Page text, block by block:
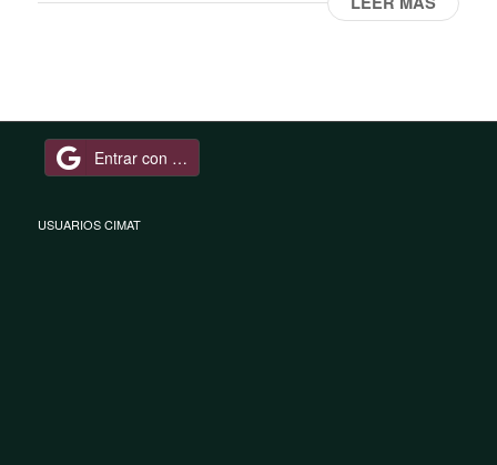
Entrar con Google
USUARIOS CIMAT